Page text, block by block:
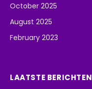
October 2025
August 2025
February 2023
LAATSTE BERICHTEN